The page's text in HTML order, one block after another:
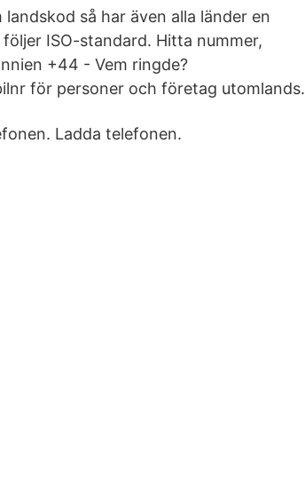
så har även alla länder en
ISO-standard. Hitta nummer,
+44 - Vem ringde?
för personer och företag utomlands.
Ladda telefonen.